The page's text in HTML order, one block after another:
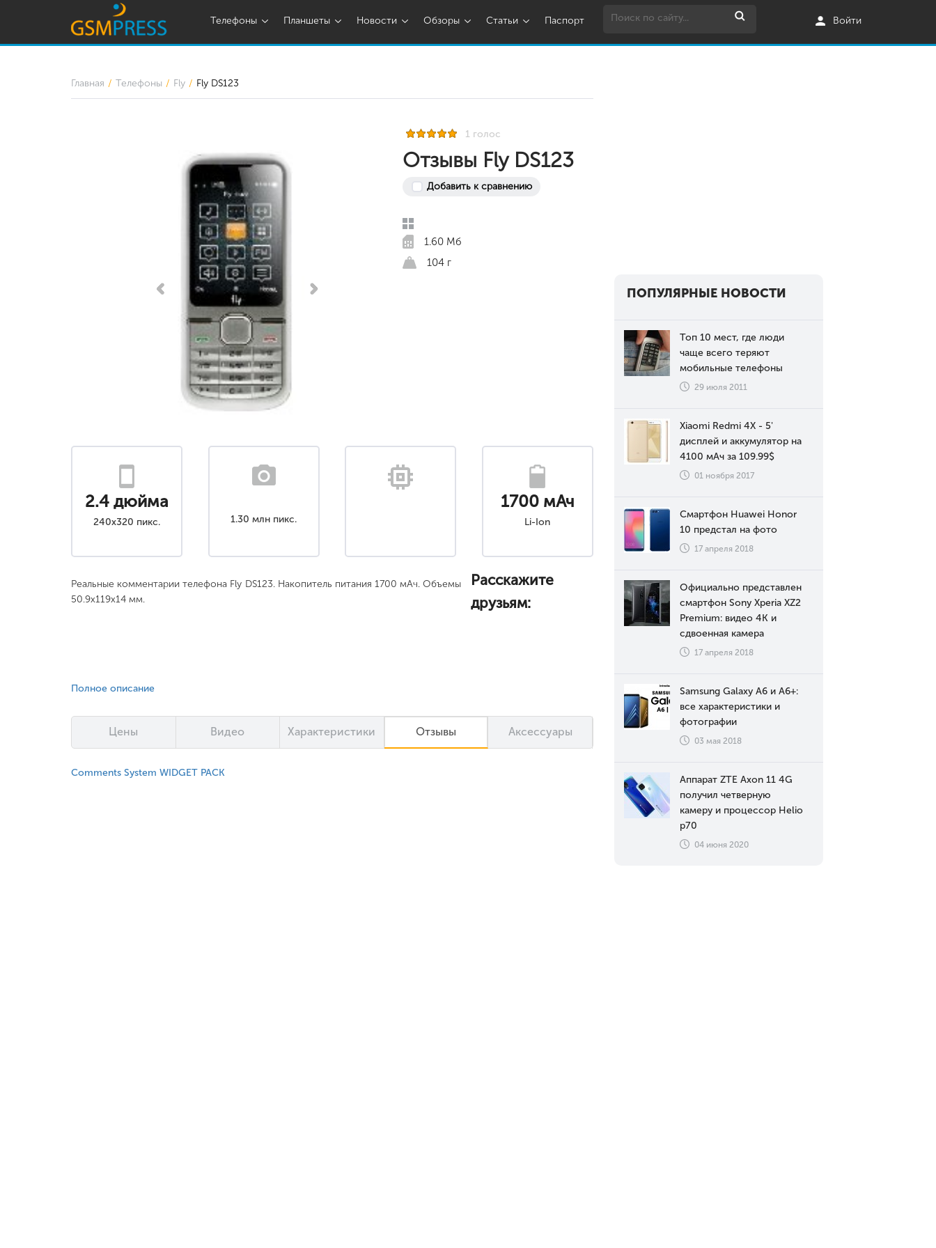
Телефоны Планшеты Новости Обзоры Статьи Паспорт Войти
Главная Телефоны Fly Fly DS123
1 голос
Отзывы Fly DS123
Добавить к сравнению
1.60 Мб
104 г
2.4 дюйма
240x320 пикс. 1.30 млн пикс.
1700 мАч
Li-Ion
Реальные комментарии телефона Fly DS123. Накопитель питания 1700 мАч. Объемы
50.9x119x14 мм.
Полное описание
Расскажите
друзьям:
Цены Видео Характеристики Отзывы Аксессуары
Comments System WIDGET PACK
ПОПУЛЯРНЫЕ НОВОСТИ
Топ 10 мест, где люди
чаще всего теряют
мобильные телефоны
29 июля 2011
Xiaomi Redmi 4X - 5'
дисплей и аккумулятор на
4100 мАч за 109.99$
01 ноября 2017
Смартфон Huawei Honor
10 предстал на фото
17 апреля 2018
Официально представлен
смартфон Sony Xperia XZ2
Premium: видео 4К и
сдвоенная камера
17 апреля 2018
Samsung Galaxy A6 и A6+:
все характеристики и
фотографии
03 мая 2018
Аппарат ZTE Axon 11 4G
получил четверную
камеру и процессор Helio
p70
04 июня 2020